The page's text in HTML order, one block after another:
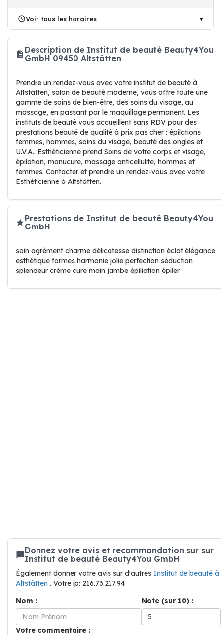
Voir tous les horaires
Description de Institut de beauté Beauty4You
GmbH 09450 Altstätten
Prendre un rendez-vous avec votre institut de beauté à
Altstätten, salon de beauté moderne, vous offre toute une
gamme de soins de bien-être, des soins du visage, au
massage, en passant par le maquillage permanent. Les
instituts de beauté vous accueillent sans RDV pour des
prestations beauté de qualité à prix pas cher : épilations
femmes, hommes, soins du visage, beauté des ongles et
U.V.A.. Esthéticienne prend Soins de votre corps et visage,
épilation, manucure, massage anticellulite, hommes et
femmes. Contacter et prendre un rendez-vous avec votre
Esthéticienne à Altstätten.
Prestations de Institut de beauté Beauty4You
GmbH
soin agrément charme délicatesse distinction éclat élégance
esthétique formes harmonie jolie perfection séduction
splendeur crème cure main jambe épiliation épiler
Donnez votre avis et recommandation sur sur
Institut de beauté Beauty4You GmbH
Également donner votre avis sur d'autres Institut de beauté à
Altstätten . Votre ip: 216.73.217.94
Nom :
Note (sur 10) :
Votre commentaire :